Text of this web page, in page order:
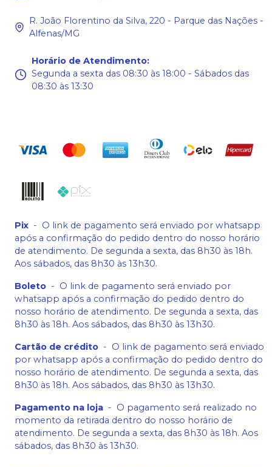
R. João Florentino da Silva, 220 - Parque das Nações -
Alfenas/MG
Horário de Atendimento:
Segunda a sexta das 08:30 às 18:00 - Sábados das
08:30 às 13:30
Pix - O link de pagamento será enviado por whatsapp
após a confirmação do pedido dentro do nosso horário
de atendimento. De segunda a sexta, das 8h30 às 18h.
Aos sábados, das 8h30 às 13h30.
Boleto - O link de pagamento será enviado por
whatsapp após a confirmação do pedido dentro do
nosso horário de atendimento. De segunda a sexta, das
8h30 às 18h. Aos sábados, das 8h30 às 13h30.
Cartão de crédito - O link de pagamento será enviado
por whatsapp após a confirmação do pedido dentro do
nosso horário de atendimento. De segunda a sexta, das
8h30 às 18h. Aos sábados, das 8h30 às 13h30.
Pagamento na loja - O pagamento será realizado no
momento da retirada dentro do nosso horário de
atendimento. De segunda a sexta, das 8h30 às 18h. Aos
sábados, das 8h30 às 13h30.